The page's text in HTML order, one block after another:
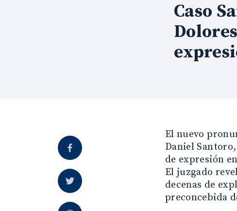
Caso
El nuevo
Daniel
de expresión
El juzgado
decenas de
preconcebida